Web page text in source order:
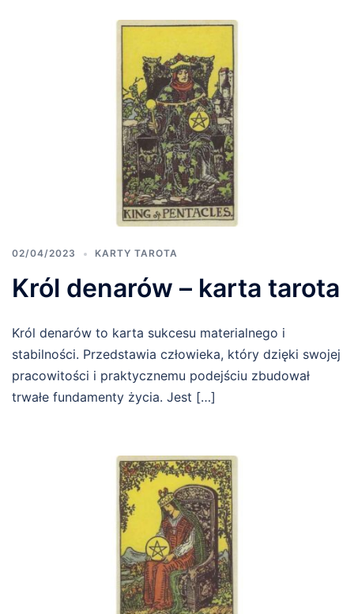
02/04/2023 KARTY TAROTA
Król denarów – karta tarota
Król denarów to karta sukcesu materialnego i
stabilności. Przedstawia człowieka, który dzięki swojej
pracowitości i praktycznemu podejściu zbudował
trwałe fundamenty życia. Jest […]